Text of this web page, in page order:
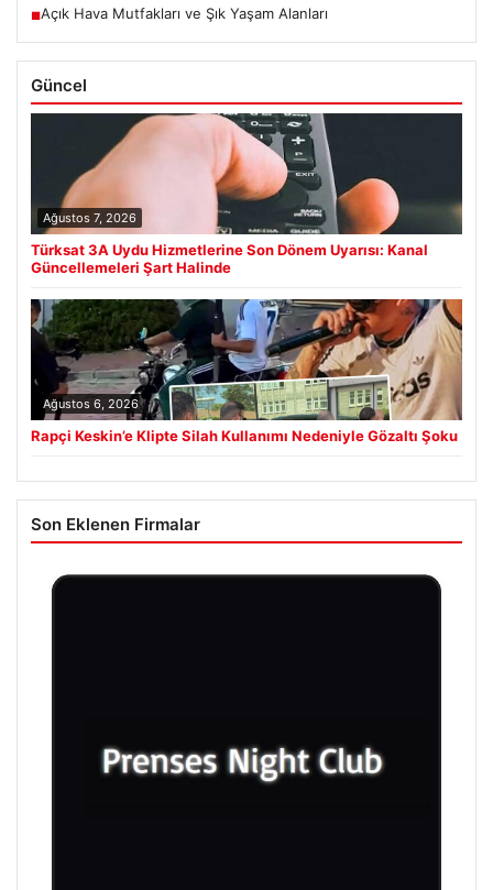
■Açık Hava Mutfakları ve Şık Yaşam Alanları
Güncel
Ağustos 7, 2026
Türksat 3A Uydu Hizmetlerine Son Dönem Uyarısı: Kanal
Güncellemeleri Şart Halinde
Ağustos 6, 2026
Rapçi Keskin’e Klipte Silah Kullanımı Nedeniyle Gözaltı Şoku
Son Eklenen Firmalar